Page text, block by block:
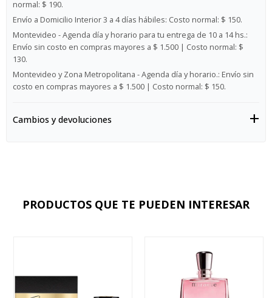
normal: $ 190.
Envío a Domicilio Interior 3 a 4 días hábiles: Costo normal: $ 150.
Montevideo - Agenda día y horario para tu entrega de 10 a 14 hs.:
Envío sin costo en compras mayores a $ 1.500 | Costo normal: $
130.
Montevideo y Zona Metropolitana - Agenda día y horario.: Envío sin
costo en compras mayores a $ 1.500 | Costo normal: $ 150.
Cambios y devoluciones
PRODUCTOS QUE TE PUEDEN INTERESAR